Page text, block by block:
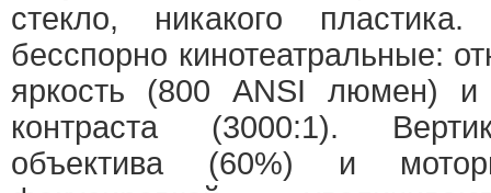
стекло, никакого
бесспорно кинотеатральные:
яркость (800 ANSI люмен) и
контраста (3000:1).
объектива (60%) и